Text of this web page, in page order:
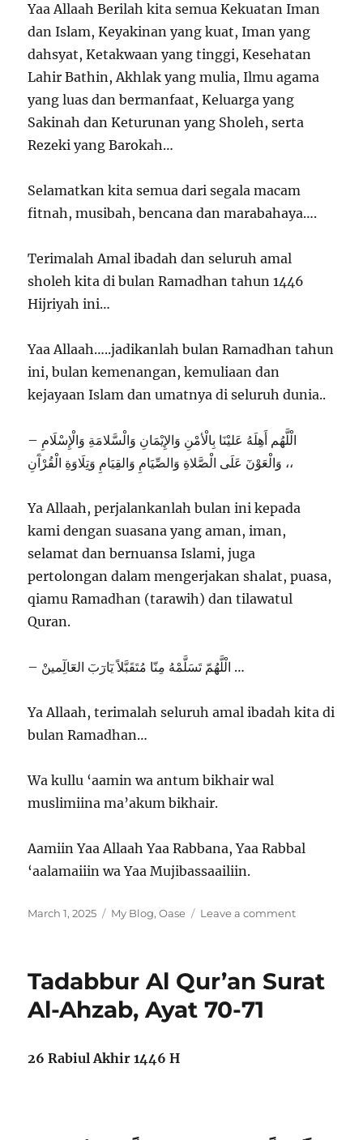
Yaa Allaah Berilah kita semua Kekuatan Iman
dan Islam, Keyakinan yang kuat, Iman yang
dahsyat, Ketakwaan yang tinggi, Kesehatan
Lahir Bathin, Akhlak yang mulia, Ilmu agama
yang luas dan bermanfaat, Keluarga yang
Sakinah dan Keturunan yang Sholeh, serta
Rezeki yang Barokah…
Selamatkan kita semua dari segala macam
fitnah, musibah, bencana dan marabahaya….
Terimalah Amal ibadah dan seluruh amal
sholeh kita di bulan Ramadhan tahun 1446
Hijriyah ini…
Yaa Allaah…..jadikanlah bulan Ramadhan tahun
ini, bulan kemenangan, kemuliaan dan
kejayaan Islam dan umatnya di seluruh dunia..
– الْلَّھُم أَهِلَهُ عَليْنَا بِالْأمْنِ وَالإِيْمَانِ وَالْسَّلامَةِ وَالْإِسْلَامِ
وَالْعَوْنٓ عَلَى الْصَّلاةِ وَالصِّيَامِ وَالقِيَامِ وَتِلَاوَةِ الْقُرْآَنِ ،،
Ya Allaah, perjalankanlah bulan ini kepada
kami dengan suasana yang aman, iman,
selamat dan bernuansa Islami, juga
pertolongan dalam mengerjakan shalat, puasa,
qiamu Ramadhan (tarawih) dan tilawatul
Quran.
– الْلَّھُمّ تَسَلَّمْهُ مِنّا مُتَقَبَّلاً يٓارٓبٓ العٓالِٓمينْ …
Ya Allaah, terimalah seluruh amal ibadah kita di
bulan Ramadhan…
Wa kullu ‘aamin wa antum bikhair wal
muslimiina ma’akum bikhair.
Aamiin Yaa Allaah Yaa Rabbana, Yaa Rabbal
‘aalamaiiin wa Yaa Mujibassaailiin.
Posted
March 1, 2025 Categories
My Blog,Oase Leave a commenton
Tadabbur Al Qur’an Surat
Al-Ahzab, Ayat 70-71
26 Rabiul Akhir 1446 H